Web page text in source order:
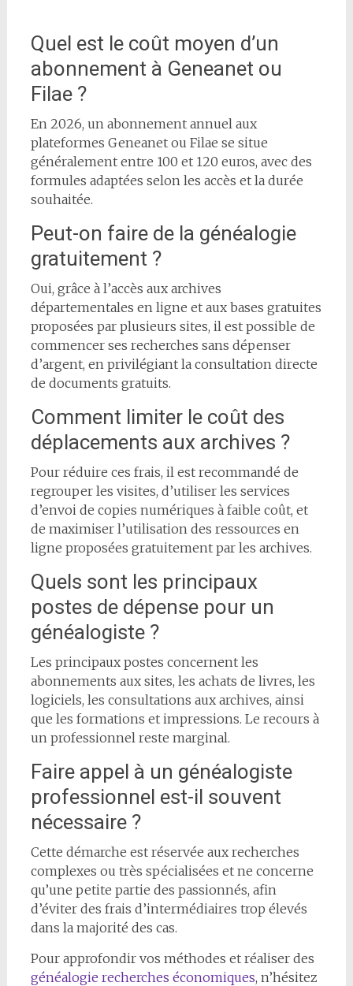
Quel est le coût moyen d’un
abonnement à Geneanet ou
Filae ?
En 2026, un abonnement annuel aux
plateformes Geneanet ou Filae se situe
généralement entre 100 et 120 euros, avec des
formules adaptées selon les accès et la durée
souhaitée.
Peut-on faire de la généalogie
gratuitement ?
Oui, grâce à l’accès aux archives
départementales en ligne et aux bases gratuites
proposées par plusieurs sites, il est possible de
commencer ses recherches sans dépenser
d’argent, en privilégiant la consultation directe
de documents gratuits.
Comment limiter le coût des
déplacements aux archives ?
Pour réduire ces frais, il est recommandé de
regrouper les visites, d’utiliser les services
d’envoi de copies numériques à faible coût, et
de maximiser l’utilisation des ressources en
ligne proposées gratuitement par les archives.
Quels sont les principaux
postes de dépense pour un
généalogiste ?
Les principaux postes concernent les
abonnements aux sites, les achats de livres, les
logiciels, les consultations aux archives, ainsi
que les formations et impressions. Le recours à
un professionnel reste marginal.
Faire appel à un généalogiste
professionnel est-il souvent
nécessaire ?
Cette démarche est réservée aux recherches
complexes ou très spécialisées et ne concerne
qu’une petite partie des passionnés, afin
d’éviter des frais d’intermédiaires trop élevés
dans la majorité des cas.
Pour approfondir vos méthodes et réaliser des
généalogie recherches économiques, n’hésitez